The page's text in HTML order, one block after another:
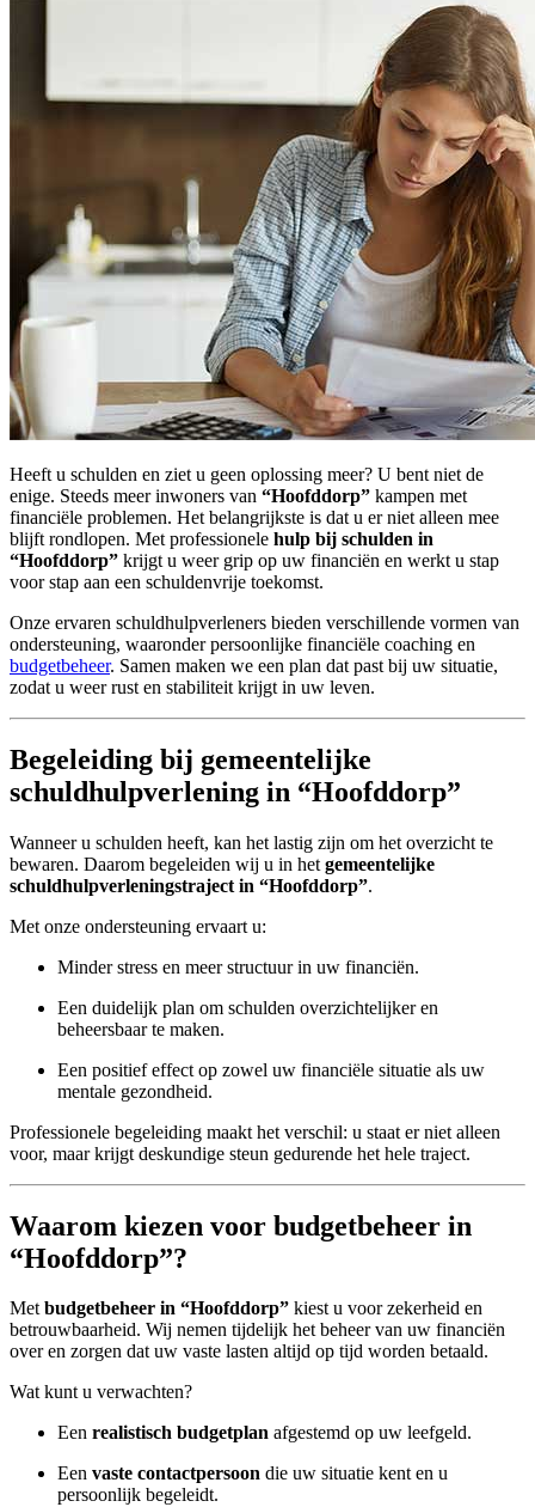
Heeft u schulden en ziet u geen oplossing meer? U bent niet de
enige. Steeds meer inwoners van “Hoofddorp” kampen met
financiële problemen. Het belangrijkste is dat u er niet alleen mee
blijft rondlopen. Met professionele hulp bij schulden in
“Hoofddorp” krijgt u weer grip op uw financiën en werkt u stap
voor stap aan een schuldenvrije toekomst.
Onze ervaren schuldhulpverleners bieden verschillende vormen van
ondersteuning, waaronder persoonlijke financiële coaching en
budgetbeheer. Samen maken we een plan dat past bij uw situatie,
zodat u weer rust en stabiliteit krijgt in uw leven.
Begeleiding bij gemeentelijke
schuldhulpverlening in “Hoofddorp”
Wanneer u schulden heeft, kan het lastig zijn om het overzicht te
bewaren. Daarom begeleiden wij u in het gemeentelijke
schuldhulpverleningstraject in “Hoofddorp”.
Met onze ondersteuning ervaart u:
Minder stress en meer structuur in uw financiën.
Een duidelijk plan om schulden overzichtelijker en
beheersbaar te maken.
Een positief effect op zowel uw financiële situatie als uw
mentale gezondheid.
Professionele begeleiding maakt het verschil: u staat er niet alleen
voor, maar krijgt deskundige steun gedurende het hele traject.
Waarom kiezen voor budgetbeheer in
“Hoofddorp”?
Metbudgetbeheer in “Hoofddorp” kiest u voor zekerheid en
betrouwbaarheid. Wij nemen tijdelijk het beheer van uw financiën
over en zorgen dat uw vaste lasten altijd op tijd worden betaald.
Wat kunt u verwachten?
Een realistisch budgetplan afgestemd op uw leefgeld.
Een vaste contactpersoon die uw situatie kent en u
persoonlijk begeleidt.